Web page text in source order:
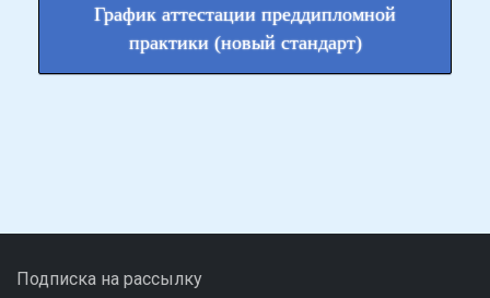
График аттестации преддипломной
практики (новый стандарт)
Подписка на рассылку